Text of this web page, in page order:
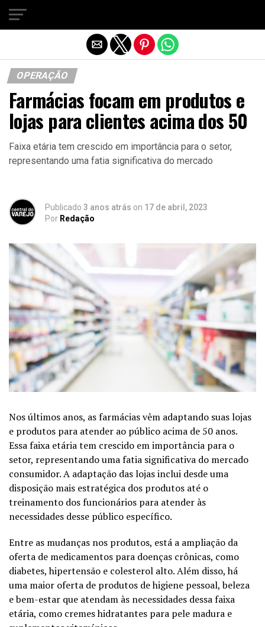
OPERAÇÃO
Farmácias focam em produtos e
lojas para clientes acima dos 50
Faixa etária tem crescido em importância para o setor,
representando uma fatia significativa do mercado
Publicado 3 anos atrás on 17 de abril, 2023
Por Redação
Nos últimos anos, as farmácias vêm adaptando suas lojas
e produtos para atender ao público acima de 50 anos.
Essa faixa etária tem crescido em importância para o
setor, representando uma fatia significativa do mercado
consumidor. A adaptação das lojas inclui desde uma
disposição mais estratégica dos produtos até o
treinamento dos funcionários para atender às
necessidades desse público específico.
Entre as mudanças nos produtos, está a ampliação da
oferta de medicamentos para doenças crônicas, como
diabetes, hipertensão e colesterol alto. Além disso, há
uma maior oferta de produtos de higiene pessoal, beleza
e bem-estar que atendam às necessidades dessa faixa
etária, como cremes hidratantes para pele madura e